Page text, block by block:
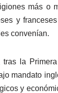
más
y
convenían.
la
mandato
y